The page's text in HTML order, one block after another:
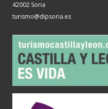
42002 Soria
turismo@dipsoria.es